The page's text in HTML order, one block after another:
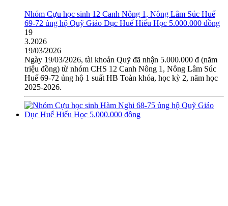
Nhóm Cựu học sinh 12 Canh Nông 1, Nông Lâm Súc Huế
69-72 ủng hộ Quỹ Giáo Dục Huế Hiếu Học 5.000.000 đồng
19
3.2026
19/03/2026
Ngày 19/03/2026, tài khoản Quỹ đã nhận 5.000.000 đ (năm
triệu đồng) từ nhóm CHS 12 Canh Nông 1, Nông Lâm Súc
Huế 69-72 ủng hộ 1 suất HB Toàn khóa, học kỳ 2, năm học
2025-2026.